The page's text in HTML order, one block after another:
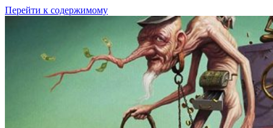
Перейти к содержимому